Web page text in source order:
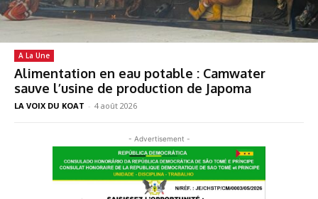
A La Une
Alimentation en eau potable : Camwater
sauve l’usine de production de Japoma
LA VOIX DU KOAT - 4 août 2026
- Advertisement -